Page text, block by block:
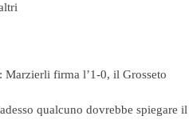
firma l’1-0, il Grosseto
qualcuno dovrebbe spiegare il